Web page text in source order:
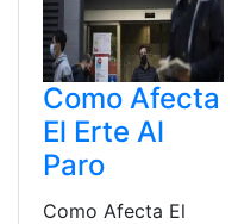
Como Afecta
El Erte Al
Paro
Como Afecta El